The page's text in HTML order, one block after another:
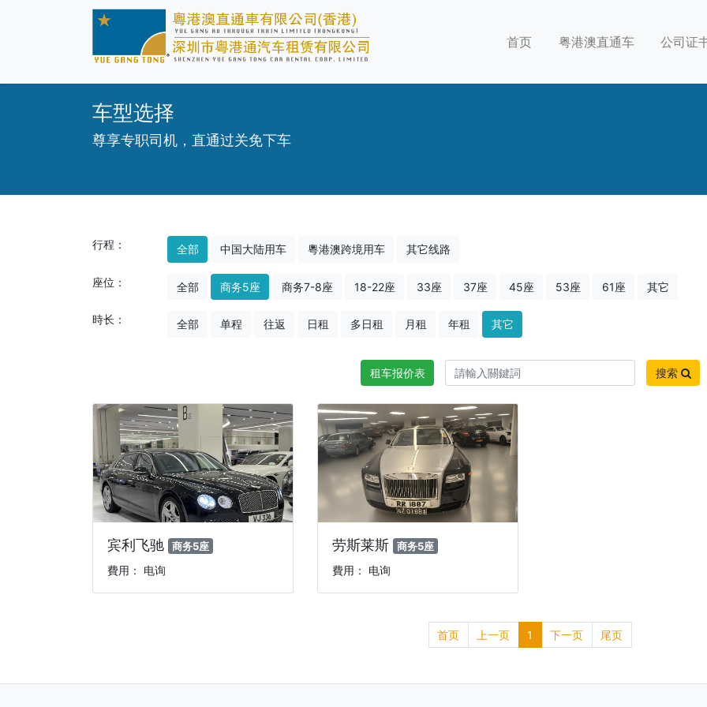
首页 粤港澳直通车 公司证
车型选择
尊享专职司机，直通过关免下车
行程： 全部 中国大陆用车 粵港澳跨境用车 其它线路
座位： 全部 商务5座 商务7-8座 18-22座 33座 37座 45座 53座 61座 其它
時长： 全部 单程 往返 日租 多日租 月租 年租 其它
租车报价表 搜索
宾利飞驰 商务5座
費用： 电询
劳斯莱斯 商务5座
費用： 电询
首页 上一页 1 下一页 尾页